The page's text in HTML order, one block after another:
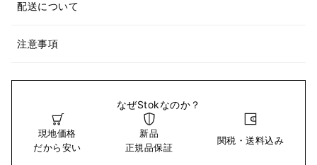
配送について
注意事項
なぜStokなのか？
現地価格
だから安い
新品
正規品保証
関税・送料込み